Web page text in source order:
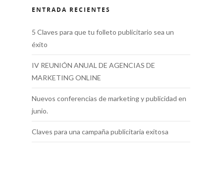
ENTRADA RECIENTES
5 Claves para que tu folleto publicitario sea un
éxito
IV REUNIÓN ANUAL DE AGENCIAS DE
MARKETING ONLINE
Nuevos conferencias de marketing y publicidad en
junio.
Claves para una campaña publicitaria exitosa